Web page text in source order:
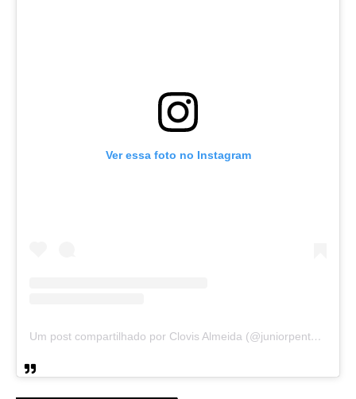
Ver essa foto no Instagram
Um post compartilhado por Clovis Almeida (@juniorpentecoste01)